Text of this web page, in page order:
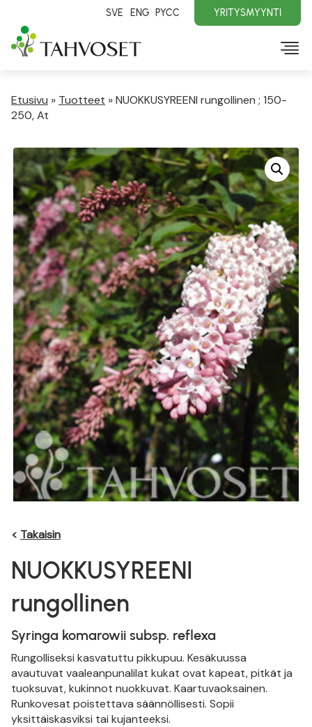
SVE ENG PYCC YRITYSMYYNTI
Etusivu » Tuotteet »NUOKKUSYREENI rungollinen ; 150-
250, At
< Takaisin
NUOKKUSYREENI
rungollinen
Syringa komarowii subsp. reflexa
Rungolliseksi kasvatuttu pikkupuu. Kesäkuussa
avautuvat vaaleanpunalilat kukat ovat kapeat, pitkät ja
tuoksuvat, kukinnot nuokkuvat. Kaartuvaoksainen.
Runkovesat poistettava säännöllisesti. Sopii
yksittäiskasviksi tai kujanteeksi.